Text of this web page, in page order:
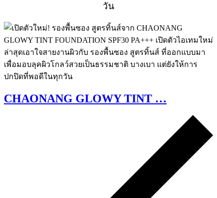
วัน
CHAONANG GLOWY TINT …